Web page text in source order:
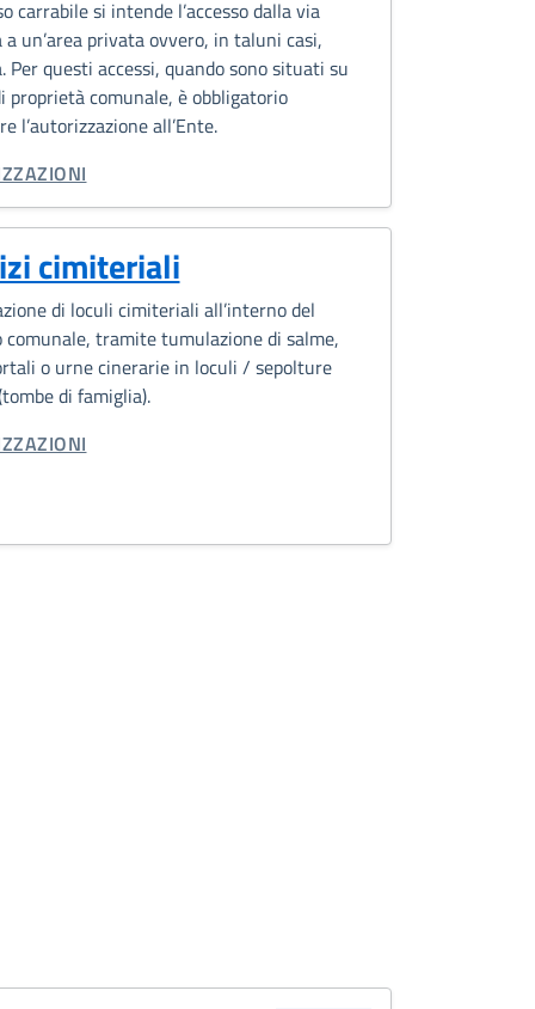
carrabile si intende l’accesso dalla via
a un’area privata ovvero, in taluni casi,
Per questi accessi, quando sono situati su
proprietà comunale, è obbligatorio
l’autorizzazione all’Ente.
CORRELATA:
cimiteriali
di loculi cimiteriali all’interno del
tramite tumulazione di salme,
o urne cinerarie in loculi / sepolture
di famiglia).
CORRELATA: